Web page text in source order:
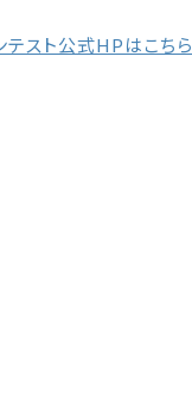
テスト公式HPはこちら